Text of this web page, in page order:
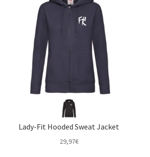
Lady-Fit Hooded Sweat Jacket
29,97€